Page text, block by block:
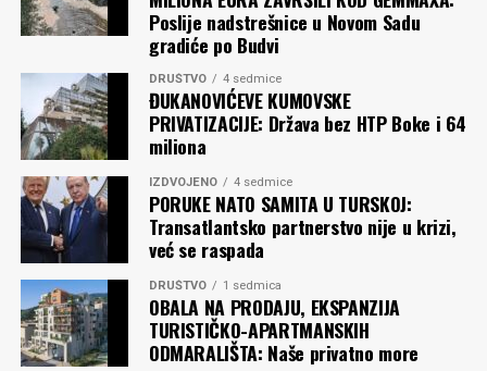
Poslije nadstrešnice u Novom Sadu
gradiće po Budvi
DRUŠTVO 4 sedmice
ĐUKANOVIĆEVE KUMOVSKE
PRIVATIZACIJE: Država bez HTP Boke i 64
miliona
IZDVOJENO 4 sedmice
PORUKE NATO SAMITA U TURSKOJ:
Transatlantsko partnerstvo nije u krizi,
već se raspada
DRUŠTVO 1 sedmica
OBALA NA PRODAJU, EKSPANZIJA
TURISTIČKO-APARTMANSKIH
ODMARALIŠTA: Naše privatno more